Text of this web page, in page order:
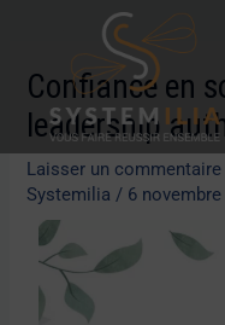
contenuConfiance en
leadership
Laisser un commentaire
Systemilia / 6
articles